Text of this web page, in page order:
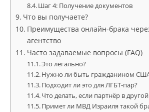
Шаг 4: Получение документов
Что вы получаете?
Преимущества онлайн-брака
агентство
Часто задаваемые вопросы (FAQ)
Это легально?
Нужно ли быть гражданином
Подходит ли это для ЛГБТ-пар?
Что делать, если партнёр в
Примет ли МВД Израиля такой